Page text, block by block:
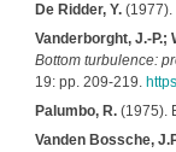
De Ridder, Y.(1977).
Vanderborght, J.-P.;
Bottom turbulence:
19: pp. 209-219.
Palumbo, R.(1975).
Vanden Bossche,